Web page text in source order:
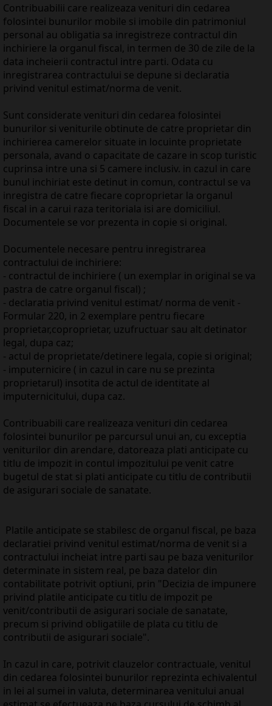
Contribuabilii care realizeaza venituri din cedarea
folosintei bunurilor mobile si imobile din patrimoniul
personal au obligatia sa inregistreze contractul din
inchiriere la organul fiscal, in termen de 30 de zile de la
data incheierii contractul intre parti. Odata cu
inregistrarea contractului se depune si declaratia
privind venitul estimat/norma de venit.
Sunt considerate venituri din cedarea folosintei
bunurilor si veniturile obtinute de catre proprietar din
inchirierea camerelor situate in locuinte proprietate
personala, avand o capacitate de cazare in scop turistic
cuprinsa intre una si 5 camere inclusiv. in cazul in care
bunul inchiriat este detinut in comun, contractul se va
inregistra de catre fiecare coproprietar la organul
fiscal in a carui raza teritoriala isi are domiciliul.
Documentele se vor prezenta in copie si original.
Documentele necesare pentru inregistrarea
contractului de inchiriere:
- contractul de inchiriere ( un exemplar in original se va
pastra de catre organul fiscal) ;
- declaratia privind venitul estimat/ norma de venit -
Formular 220, in 2 exemplare pentru fiecare
proprietar,coproprietar, uzufructuar sau alt detinator
legal, dupa caz;
- actul de proprietate/detinere legala, copie si original;
- imputernicire ( in cazul in care nu se prezinta
proprietarul) insotita de actul de identitate al
imputernicitului, dupa caz.
Contribuabili care realizeaza venituri din cedarea
folosintei bunurilor pe parcursul unui an, cu exceptia
veniturilor din arendare, datoreaza plati anticipate cu
titlu de impozit in contul impozitului pe venit catre
bugetul de stat si plati anticipate cu titlu de contributii
de asigurari sociale de sanatate.
Platile anticipate se stabilesc de organul fiscal, pe baza
declaratiei privind venitul estimat/norma de venit si a
contractului incheiat intre parti sau pe baza veniturilor
determinate in sistem real, pe baza datelor din
contabilitate potrivit optiuni, prin "Decizia de impunere
privind platile anticipate cu titlu de impozit pe
venit/contributii de asigurari sociale de sanatate,
precum si privind obligatiile de plata cu titlu de
contributii de asigurari sociale".
In cazul in care, potrivit clauzelor contractuale, venitul
din cedarea folosintei bunurilor reprezinta echivalentul
in lei al sumei in valuta, determinarea venitului anual